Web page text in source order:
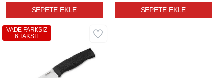
VADE FARKSIZ
6 TAKSİT